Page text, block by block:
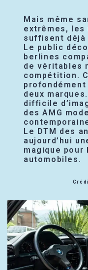
Mais même
extrêmes, les
suffisent déjà
Le public
berlines
de véritables
compétition.
deux
difficile
des AMG
Le DTM des
aujourd’hui
magique pour
automobiles.